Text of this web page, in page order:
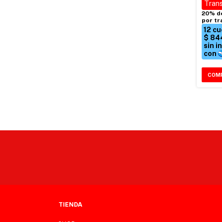
TIENDA